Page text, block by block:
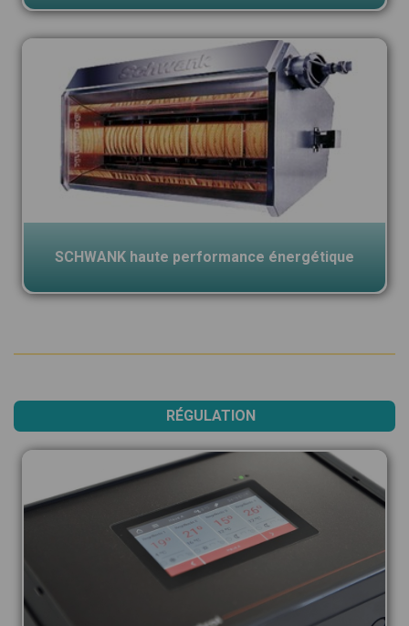
SCHWANK haute performance énergétique
RÉGULATION